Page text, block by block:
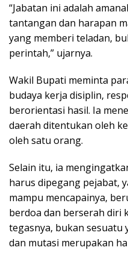
“Jabatan ini adalah
tantangan dan harapan
yang memberi teladan,
perintah,” ujarnya.
Wakil Bupati meminta
budaya kerja disiplin,
berorientasi hasil. Ia
daerah ditentukan oleh
oleh satu orang.
Selain itu, ia
harus dipegang pejabat,
mampu mencapainya,
berdoa dan berserah diri
tegasnya, bukan sesuatu
dan mutasi merupakan